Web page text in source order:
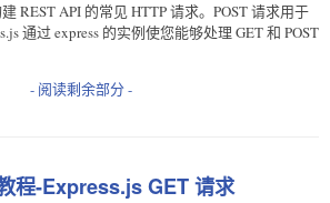
REST API 的常见 HTTP 请求。POST 请求用于
通过 express 的实例使您能够处理 GET 和 POST
- 阅读剩余部分 -
程-Express.js GET 请求